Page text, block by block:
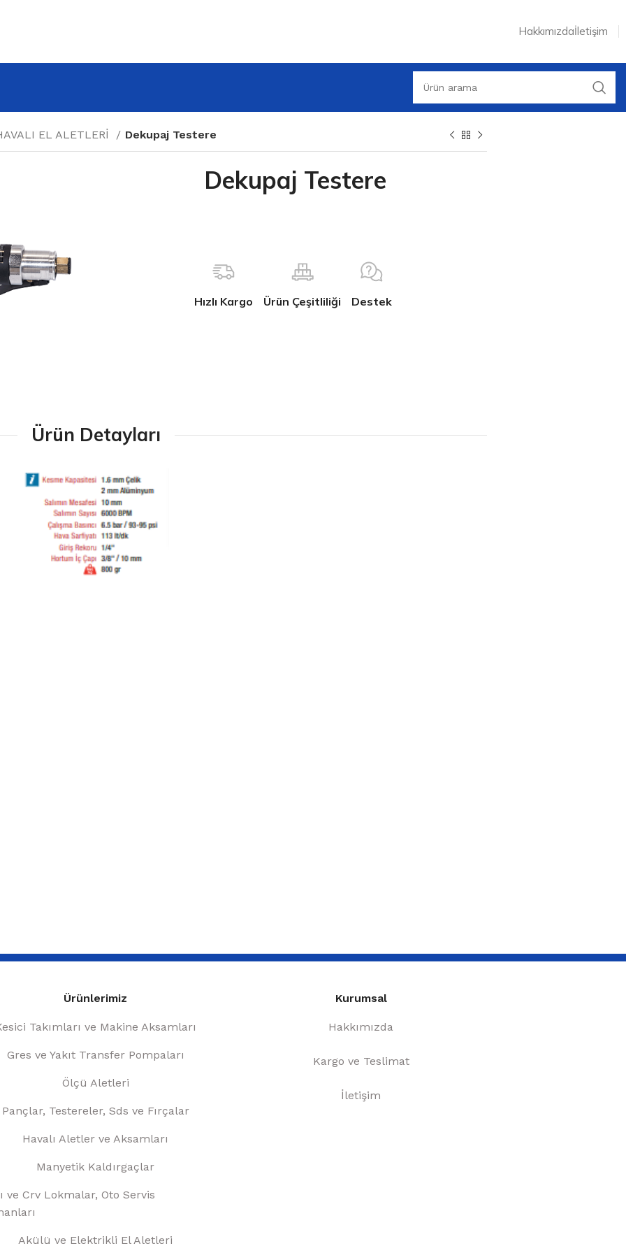
Hakkımızdaİletişim
EL ALETLERİ Dekupaj Testere
Dekupaj Testere
Hızlı Kargo Ürün Çeşitliliği Destek
Ürün Detayları
Ürünlerimiz
Takımları ve Makine Aksamları
Gres ve Yakıt Transfer Pompaları
Ölçü Aletleri
Pançlar, Testereler, Sds ve Fırçalar
Havalı Aletler ve Aksamları
Manyetik Kaldırgaçlar
ve Crv Lokmalar, Oto Servis
Akülü ve Elektrikli El Aletleri
Kurumsal
Hakkımızda
Kargo ve Teslimat
İletişim